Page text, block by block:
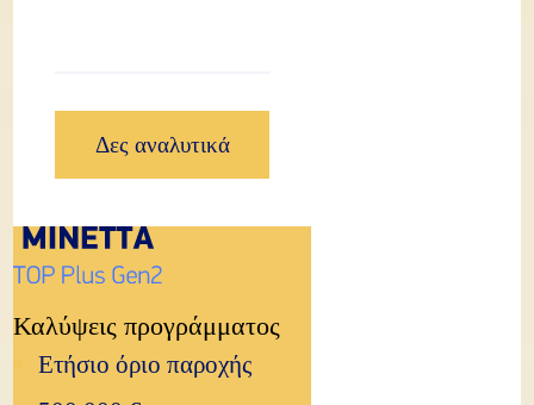
Δες αναλυτικά
Καλύψεις προγράμματος
Ετήσιο όριο παροχής